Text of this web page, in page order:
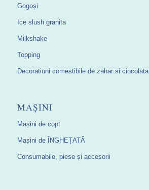
Gogoși
Ice slush granita
Milkshake
Topping
Decoratiuni comestibile de zahar si ciocolata
MAȘINI
Mașini de copt
Mașini de ÎNGHEȚATĂ
Consumabile, piese și accesorii